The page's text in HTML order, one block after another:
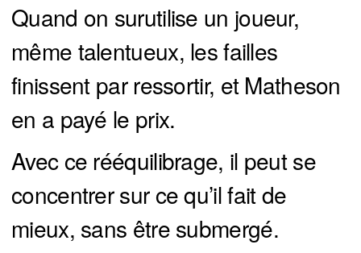
Quand on surutilise un joueur,
même talentueux, les failles
finissent par ressortir, et Matheson
en a payé le prix.
Avec ce rééquilibrage, il peut se
concentrer sur ce qu’il fait de
mieux, sans être submergé.